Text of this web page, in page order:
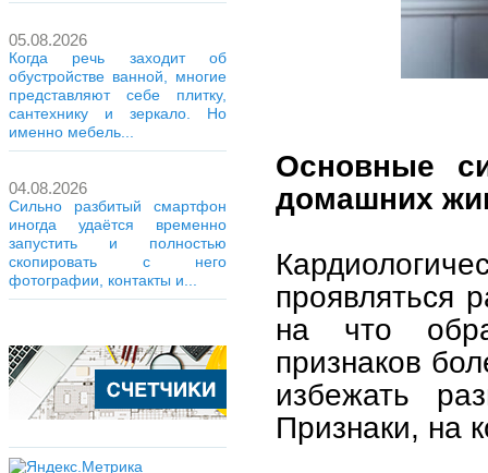
05.08.2026
Когда речь заходит об
обустройстве ванной, многие
представляют себе плитку,
сантехнику и зеркало. Но
именно мебель...
04.08.2026
Сильно разбитый смартфон
иногда удаётся временно
запустить и полностью
скопировать с него
фотографии, контакты и...
Основные
домашних
проявляться
на что
признаков
избежать
Признаки, на